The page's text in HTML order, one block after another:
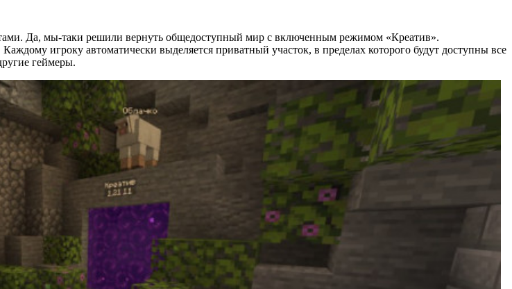
Да, мы-таки решили вернуть общедоступный мир с включенным режимом «Креатив».
игроку автоматически выделяется приватный участок, в пределах которого будут доступны все
геймеры.